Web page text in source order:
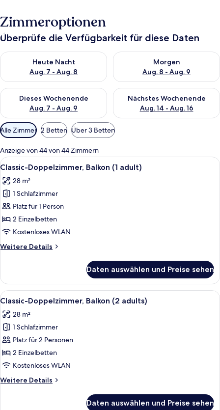
Zimmeroptionen
Überprüfe die Verfügbarkeit für diese Daten
Heute Nacht
Aug. 7 - Aug. 8
Überprüfe die Verfügbarkeit für heute Nacht, Aug. 7 - Aug. 8.
Morgen
Aug. 8 - Aug. 9
Überprüfe die Verfügbarkeit
Dieses Wochenende
Aug. 7 - Aug. 9
Überprüfe die Verfügbarkeit für dieses Wochenende, Aug. 7
Nächstes Wochenende
Aug. 14 - Aug. 16
Überprüfe die Verfügbarkeit
Verfügbare
Filter
für
Zimmer
Alle Zimmer 2 Betten Über 3 Betten
Anzeige von 44 von 44 Zimmern
Alle
Fotos
für
Classic-
Doppelzimmer,
Balkon
(1
anzeigen
Zimmersafe, kostenloses WLAN,
7
Classic-Doppelzimmer, Balkon (1 adult)
28 m²
1 Schlafzimmer
Platz für 1 Person
2 Einzelbetten
Kostenloses WLAN
Weitere Details
Weitere
Doppelzimmer,
Balkon
(1
Daten auswählen und Preise sehen
Alle
Fotos
für
Classic-
Doppelzimmer,
Balkon
(2
anzeigen
Ein Schlafzimmer mit zwei Betten,
9
Classic-Doppelzimmer, Balkon (2 adults)
28 m²
1 Schlafzimmer
Platz für 2 Personen
2 Einzelbetten
Kostenloses WLAN
Weitere Details
Weitere
Daten auswählen und Preise sehen